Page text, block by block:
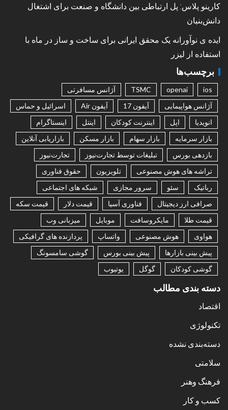
کارینو پلاس: پل ارتباطی بین دانشگاه و صنعت برای اشتغال
دانش‌بنیان
ایده ی نوآورانه یک محقق ایرانی برای ساخت و ساز در ماه با
استفاده از لیزر
برچسب‌ها
ios
openai
TSMC
آژانس مسافرتی
آژانس هواپیمایی
آیفون 17 آیفون Air
اسرائیل و حماس
انویدیا
اپل اینترنت کودکان اینتل
اینستاگرام
بازار سرمایه
بازار سهام بازار مسکن
بازاریابی آنلاین
بازدهی بورس
تبلیغات توسط تجارت‌نیوز
تجارت‌نیوز
تراشه های هوش مصنوعی
تلویزیون
حقوق فناوری
رباتیک
سئو سرور مجازی
شبکه های اجتماعی
صرافی ارز دیجیتال
فناوری آسیا قیمت دلار
قیمت سکه
قیمت طلا
مایکروسافت موبایل
میزبانی وب
هواوی
هوش مصنوعی واتساپ
پردازنده های گرافیکی
پیش بینی بازارها
پیش بینی بورس
گوشی سامسونگ
گوشی کودکان
گوگل یوتیوب
دسته بندی مطالب
اقتصاد
تکنولوژی
دسته‌بندی نشده
سلامتی
فرهنگ وهنر
کسب و کار